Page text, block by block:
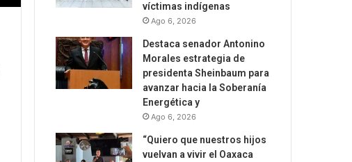
víctimas indígenas
Ago 6, 2026
Destaca senador Antonino
Morales estrategia de
presidenta Sheinbaum para
avanzar hacia la Soberanía
Energética y
Ago 6, 2026
“Quiero que nuestros hijos
vuelvan a vivir el Oaxaca